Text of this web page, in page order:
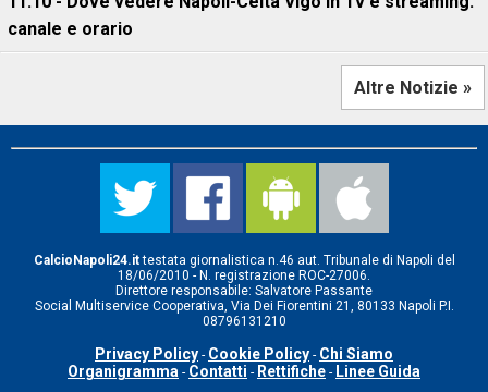
canale e orario
Altre Notizie »
CalcioNapoli24.ittestata giornalistica n.46 aut. Tribunale di Napoli del
18/06/2010 - N. registrazione ROC-27006.
Direttore responsabile: Salvatore Passante
Social Multiservice Cooperativa, Via Dei Fiorentini 21, 80133 Napoli P.I.
08796131210
Privacy Policy - Cookie Policy - Chi Siamo
Organigramma - Contatti - Rettifiche - Linee Guida